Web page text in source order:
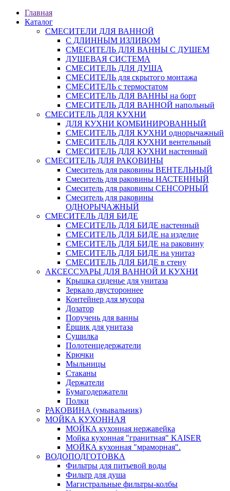
Главная
Каталог
СМЕСИТЕЛИ ДЛЯ ВАННОЙ
С ДЛИННЫМ ИЗЛИВОМ
СМЕСИТЕЛЬ ДЛЯ ВАННЫ С ДУШЕМ
ДУШЕВАЯ СИСТЕМА
СМЕСИТЕЛЬ ДЛЯ ДУША
СМЕСИТЕЛЬ для скрытого монтажа
СМЕСИТЕЛЬ с термостатом
СМЕСИТЕЛЬ ДЛЯ ВАННЫ на борт
СМЕСИТЕЛЬ ДЛЯ ВАННОЙ напольный
СМЕСИТЕЛЬ ДЛЯ КУХНИ
ДЛЯ КУХНИ КОМБИНИРОВАННЫЙ
СМЕСИТЕЛЬ ДЛЯ КУХНИ однорычажный
СМЕСИТЕЛЬ ДЛЯ КУХНИ вентельный
СМЕСИТЕЛЬ ДЛЯ КУХНИ настенный
СМЕСИТЕЛЬ ДЛЯ РАКОВИНЫ
Смеситель для раковины ВЕНТЕЛЬНЫЙ
Смеситель для раковины НАСТЕННЫЙ
Смеситель для раковины СЕНСОРНЫЙ
Смеситель для раковины
ОДНОРЫЧАЖНЫЙ
СМЕСИТЕЛЬ ДЛЯ БИДЕ
СМЕСИТЕЛЬ ДЛЯ БИДЕ настенный
СМЕСИТЕЛЬ ДЛЯ БИДЕ на изделие
СМЕСИТЕЛЬ ДЛЯ БИДЕ на раковину
СМЕСИТЕЛЬ ДЛЯ БИДЕ на унитаз
СМЕСИТЕЛЬ ДЛЯ БИДЕ в стену
АКСЕССУАРЫ ДЛЯ ВАННОЙ И КУХНИ
Крышка сиденье для унитаза
Зеркало двустороннее
Контейнер для мусора
Дозатор
Поручень для ванны
Ёршик для унитаза
Сушилка
Полотенцедержатели
Крючки
Мыльницы
Стаканы
Держатели
Бумагодержатели
Полки
РАКОВИНА (умывальник)
МОЙКА КУХОННАЯ
МОЙКА кухонная нержавейка
Мойка кухонная "гранитная" KAISER
МОЙКА кухонная "мраморная".
ВОДОПОДГОТОВКА
Фильтры для питьевой воды
Фильтр для душа
Магистральные фильтры-колбы